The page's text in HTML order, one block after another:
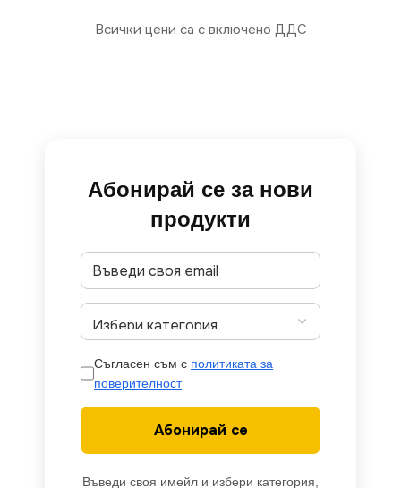
Всички цени са с включено ДДС
Абонирай се за нови
продукти
Съгласен съм с политиката за
поверителност
Абонирай се
Въведи своя имейл и избери категория,